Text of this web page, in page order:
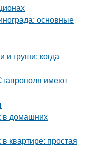
основные
и груши: когда
имеют
в домашних
квартире: простая